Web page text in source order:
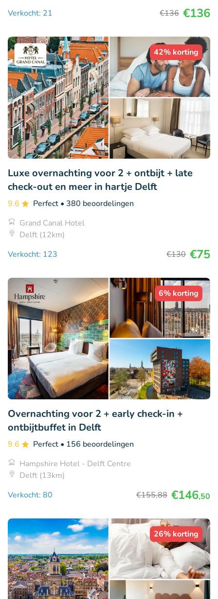
Verkocht: 21
€136 €136
42% korting
Luxe overnachting voor 2 + ontbijt + late
check-out en meer in hartje Delft
9.6 Perfect • 380 beoordelingen
Grand Canal Hotel
Delft (12km)
Verkocht: 123
€130 €75
6% korting
Overnachting voor 2 + early check-in +
ontbijtbuffet in Delft
9.6 Perfect • 156 beoordelingen
Hampshire Hotel - Delft Centre
Delft (13km)
Verkocht: 80
€155,88 €146,50
26% korting